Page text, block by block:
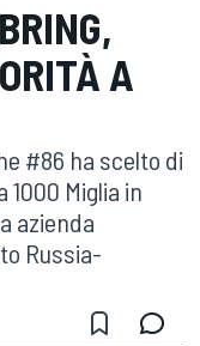
A
#86 ha scelto di
Miglia in
azienda
Russia-